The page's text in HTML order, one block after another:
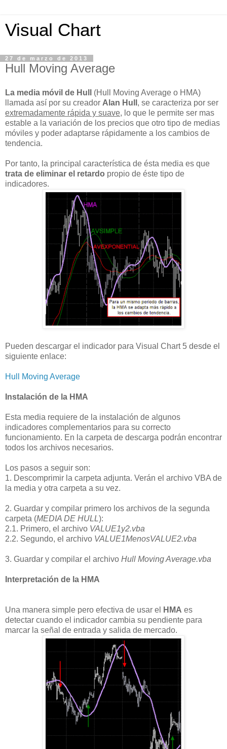
Visual Chart
27 de marzo de 2013
Hull Moving Average
La media móvil de Hull
(Hull Moving Average o HMA)
llamada así por su creador Alan Hull , se caracteriza por ser
extremadamente rápida y suave, lo que le permite ser mas
estable a la variación de los precios que otro tipo de medias
móviles y poder adaptarse rápidamente a los cambios de
tendencia.
Por tanto, la principal característica de ésta media es que
trata de eliminar el retardo propio de éste tipo de
indicadores.
Pueden descargar el indicador para Visual Chart 5 desde el
siguiente enlace:
Hull Moving Average
Instalación de la HMA
Esta media requiere de la instalación de algunos
indicadores complementarios para su correcto
funcionamiento. En la carpeta de descarga podrán encontrar
todos los archivos necesarios.
Los pasos a seguir son:
1. Descomprimir la carpeta adjunta. Verán el archivo VBA de
la media y otra carpeta a su vez.
2. Guardar y compilar primero los archivos de la segunda
carpeta (MEDIA DE HULL):
2.1. Primero, el archivo VALUE1y2.vba
2.2. Segundo, el archivo VALUE1MenosVALUE2.vba
3. Guardar y compilar el archivo Hull Moving Average.vba
Interpretación de la HMA
Una manera simple pero efectiva de usar el HMA es
detectar cuando el indicador cambia su pendiente para
marcar la señal de entrada y salida de mercado.